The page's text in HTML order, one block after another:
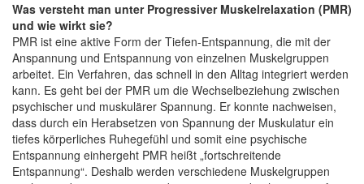
Was versteht man unter Progressiver Muskelrelaxation (PMR)
und wie wirkt sie?
PMR ist eine aktive Form der Tiefen-Entspannung, die mit der
Anspannung und Entspannung von einzelnen Muskelgruppen
arbeitet. Ein Verfahren, das schnell in den Alltag integriert werden
kann. Es geht bei der PMR um die Wechselbeziehung zwischen
psychischer und muskulärer Spannung. Er konnte nachweisen,
dass durch ein Herabsetzen von Spannung der Muskulatur ein
tiefes körperliches Ruhegefühl und somit eine psychische
Entspannung einhergeht PMR heißt „fortschreitende
Entspannung“. Deshalb werden verschiedene Muskelgruppen